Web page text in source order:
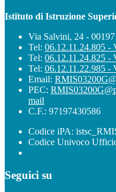
Istituto di Istruzione
Via Salvini, 24 - 00197
Tel: 06.12.11.24.805 -
Tel: 06.12.11.24.825 -
Tel: 06.12.11.22.985 -
Email:
PEC:
mail
C.F.: 97197430586
Codice iPA:
Codice Univoco
Seguici su